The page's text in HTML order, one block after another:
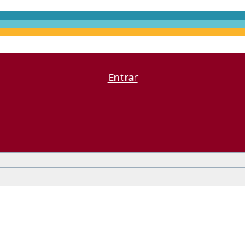
Entrar